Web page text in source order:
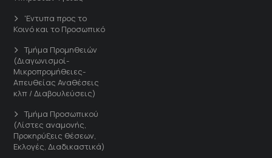
'Εντυπα προς το
Κοινό και το Προσωπικό
Τμήμα Προμηθειών
(Διαγωνισμοί-
Μικροπρομήθειες-
Απευθείας Αναθέσεις
κλπ / Διαβουλεύσεις)
Τμήμα Προσωπικού
(Λίστες αναμονής,
Προκηρύξεις θέσεων,
Εκλογές, Διαδικαστικά)